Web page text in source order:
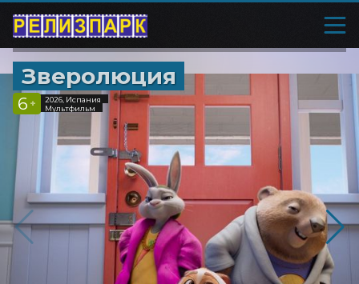
Зверолюция
6 +
2026, Испания
Мультфильм